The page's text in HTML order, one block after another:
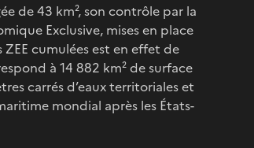
de 43 km², son contrôle par la
Exclusive, mises en place
cumulées est en effet de
à 14 882 km² de surface
carrés d’eaux territoriales et
mondial après les États-